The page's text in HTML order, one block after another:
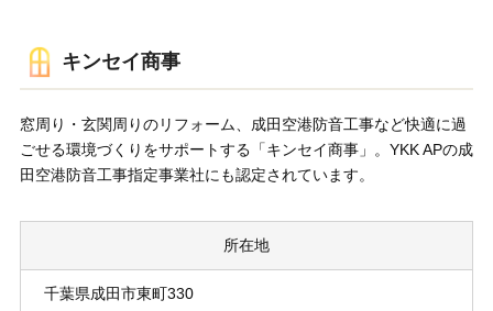
キンセイ商事
窓周り・玄関周りのリフォーム、成田空港防音工事など快適に過
ごせる環境づくりをサポートする「キンセイ商事」。YKK APの成
田空港防音工事指定事業社にも認定されています。
所在地
千葉県成田市東町330